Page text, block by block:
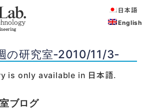
日本語
English
の研究室‐2010/11/3‐
is only available in 日本語.
ブログ